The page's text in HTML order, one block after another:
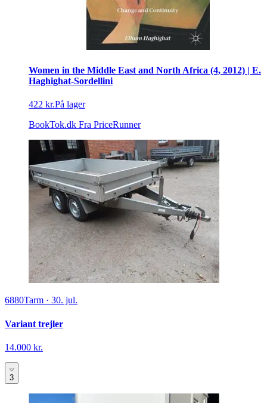
Women in the Middle East and North Africa (4, 2012) | E.
Haghighat-Sordellini
422 kr.På lager
BookTok.dk Fra PriceRunner
6880Tarm · 30. jul.
Variant trejler
14.000 kr.
3